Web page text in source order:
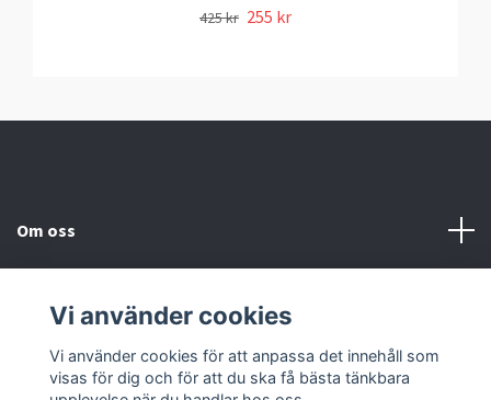
425 kr 255 kr
Om oss
Sociala medier
Vi använder cookies
Vi använder cookies för att anpassa det innehåll som
visas för dig och för att du ska få bästa tänkbara